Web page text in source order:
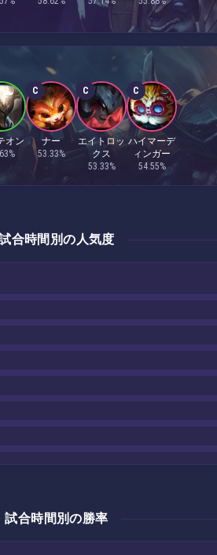
オン
C
ナー
53.33%
C
エイトロッ
クス
53.33%
C
ハイマーデ
ィンガー
54.55%
合時間別の人気度
試合時間別の勝率